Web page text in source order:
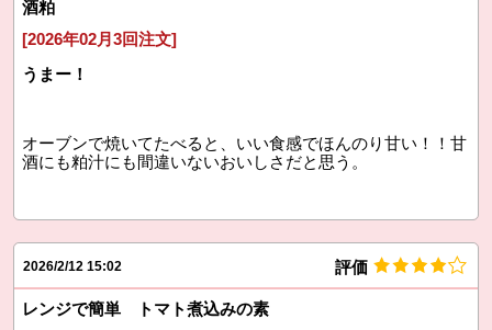
酒粕
[2026年02月3回注文]
うまー！
オーブンで焼いてたべると、いい食感でほんのり甘い！！甘
酒にも粕汁にも間違いないおいしさだと思う。
2026/2/12 15:02 評価
レンジで簡単 トマト煮込みの素